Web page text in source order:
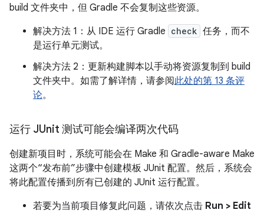
build 文件夹中，但 Gradle 不会复制这些资源。
解决方法 1：从 IDE 运行 Gradle check 任务，而不
是运行单元测试。
解决方法 2：更新构建脚本以手动将资源复制到 build
文件夹中。如需了解详情，请参阅此处的第 13 条评
论。
运行 JUnit 测试可能会编译两次代码
创建新项目时，系统可能会在 Make 和 Gradle-aware Make
这两个“发布前”步骤中创建模板 JUnit 配置。然后，系统会
将此配置传播到所有已创建的 JUnit 运行配置。
若要为当前项目修复此问题，请依次点击 Run > Edit